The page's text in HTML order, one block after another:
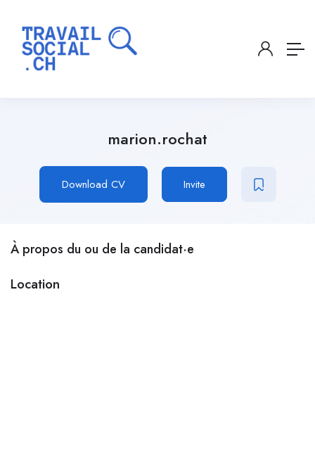
marion.rochat
Download CV Invite
À propos du ou de la candidat·e
Location